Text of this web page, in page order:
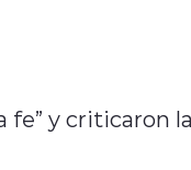
fe” y criticaron